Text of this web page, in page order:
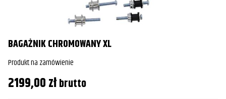
BAGAŻNIK CHROMOWANY XL
Produkt na zamówienie
2199,00złbrutto